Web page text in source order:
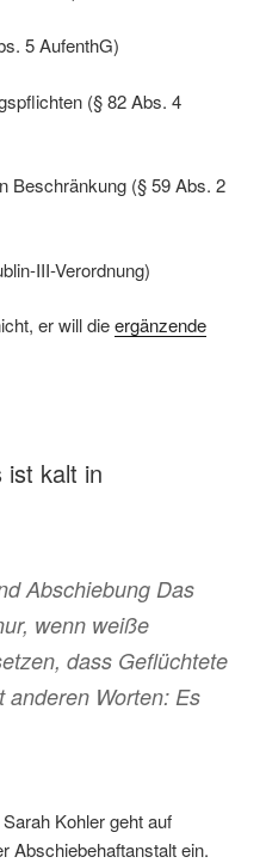
5 AufenthG)
(§ 82 Abs. 4
Beschränkung (§ 59 Abs. 2
III-Verordnung)
er will dieergänzende
ist kalt in
Abschiebung Das
wenn weiße
dass Geflüchtete
anderen Worten: Es
Kohler geht auf
Abschiebehaftanstalt ein.